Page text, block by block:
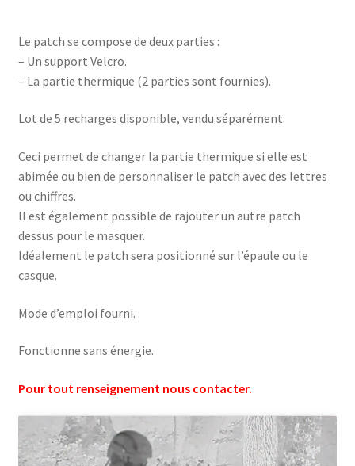
Le patch se compose de deux parties :
– Un support Velcro.
– La partie thermique (2 parties sont fournies).
Lot de 5 recharges disponible, vendu séparément.
Ceci permet de changer la partie thermique si elle est
abimée ou bien de personnaliser le patch avec des lettres
ou chiffres.
Il est également possible de rajouter un autre patch
dessus pour le masquer.
Idéalement le patch sera positionné sur l’épaule ou le
casque.
Mode d’emploi fourni.
Fonctionne sans énergie.
Pour tout renseignement nous contacter.